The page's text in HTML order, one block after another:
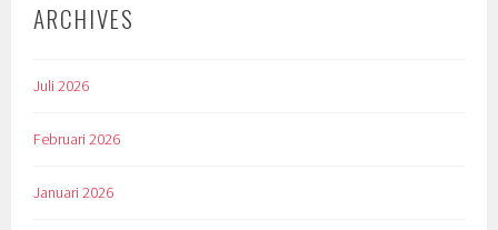
ARCHIVES
Juli 2026
Februari 2026
Januari 2026